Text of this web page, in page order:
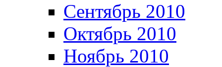
Сентябрь 2010
Октябрь 2010
Ноябрь 2010